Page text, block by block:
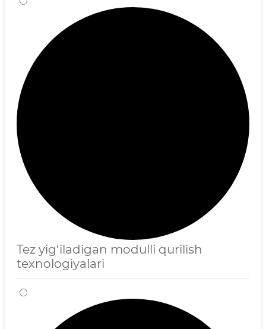
Tez yig‘iladigan modulli qurilish
texnologiyalari